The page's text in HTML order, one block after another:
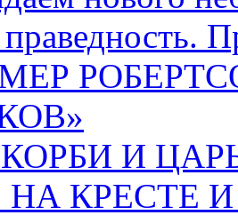
праведность.
И ЦАРЬ
КРЕСТЕ